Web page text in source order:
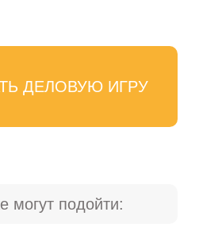
ДЕЛОВУЮ ИГРУ
могут подойти: